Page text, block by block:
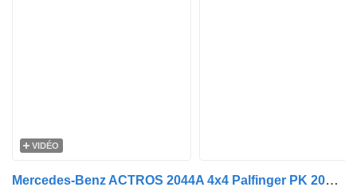
VIDÉO
Mercedes-Benz ACTROS 2044A 4x4 Palfinger PK 20002 hds Crane